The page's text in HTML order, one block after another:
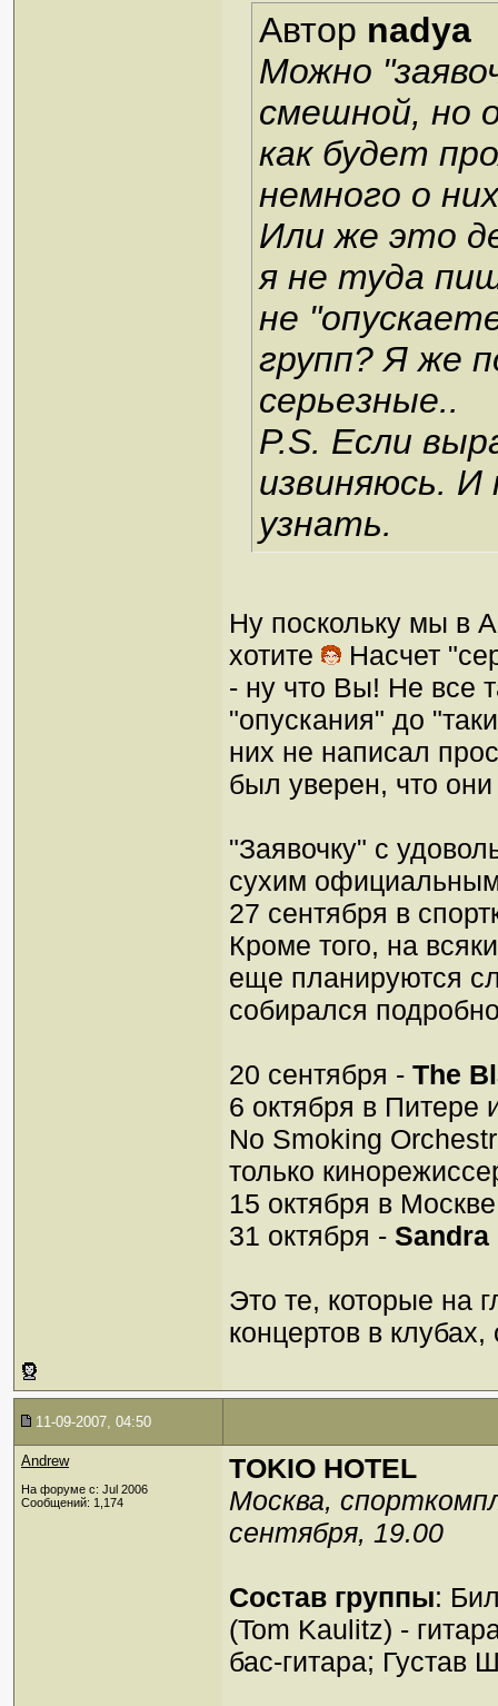
Автор nadya
Можно
смешной, но
как будет
немного о
Или же это
я не туда
не
групп? Я же
серьезные..
P.S. Если
извиняюсь.
узнать.
Ну поскольку мы в
хотите
Насчет
- ну что Вы! Не все
"опускания" до
них не написал
был уверен, что
"Заявочку" с
сухим официальным
27 сентября в
Кроме того, на
еще планируются
собирался
20 сентября - The
6 октября в Питере
No Smoking
только
15 октября в
31 октября - Sandra
Это те, которые на
концертов в
11-09-2007, 04:50
Andrew
На форуме с: Jul 2006
Сообщений: 1,174
TOKIO HOTEL
Москва,
сентября, 19.00
Состав группы:
(Tom Kaulitz) -
бас-гитара;